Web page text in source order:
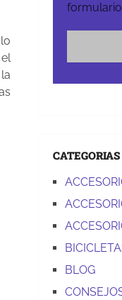
CATEGORIAS
BLOG